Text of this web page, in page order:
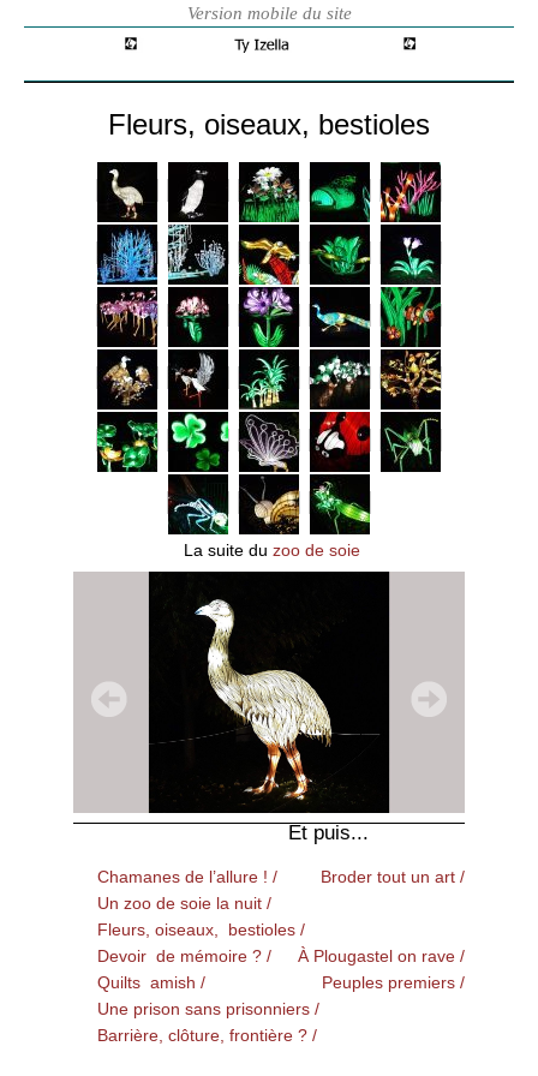
Fleurs, oiseaux, bestioles
La suite du zoo de soie
Et puis...
Chamanes de l’allure ! /
Broder tout un art /
Un zoo de soie la nuit /
Fleurs, oiseaux, bestioles /
Devoir de mémoire ? /
À Plougastel on rave /
Quilts amish /
Peuples premiers /
Une prison sans prisonniers /
Barrière, clôture, frontière ? /